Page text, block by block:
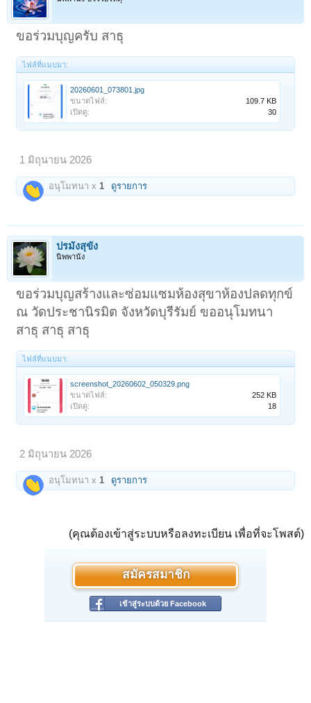
ขอร่วมบุญครับ สาธุ
ไฟล์ที่แนบมา:
20260601_073801.jpg
ขนาดไฟล์:
109.7 KB
เปิดดู:
30
1 มิถุนายน 2026
อนุโมทนา x1 ดูรายการ
ปรมังสุขัง
นิพพานัง
ขอร่วมบุญสร้างและซ่อมแซมห้องสุขาห้องปลดทุกข์
ณ วัดประชานิรมิต จังหวัดบุรีรัมย์ ขออนุโมทนา
สาธุ สาธุ สาธุ
ไฟล์ที่แนบมา:
screenshot_20260602_050329.png
ขนาดไฟล์:
252 KB
เปิดดู:
18
2 มิถุนายน 2026
อนุโมทนา x 1 ดูรายการ
(คุณต้องเข้าสู่ระบบหรือลงทะเบียน เพื่อที่จะโพสต์)
สมัครสมาชิก
เข้าสู่ระบบด้วย Facebook